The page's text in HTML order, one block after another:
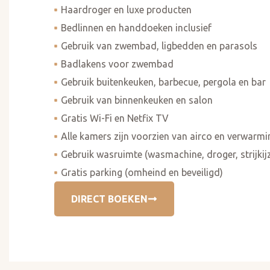
Haardroger en luxe producten
Bedlinnen en handdoeken inclusief
Gebruik van zwembad, ligbedden en parasols
Badlakens voor zwembad
Gebruik buitenkeuken, barbecue, pergola en bar
Gebruik van binnenkeuken en salon
Gratis Wi-Fi en Netfix TV
Alle kamers zijn voorzien van airco en
Gebruik wasruimte (wasmachine, droger,
Gratis parking (omheind en beveiligd)
DIRECT BOEKEN